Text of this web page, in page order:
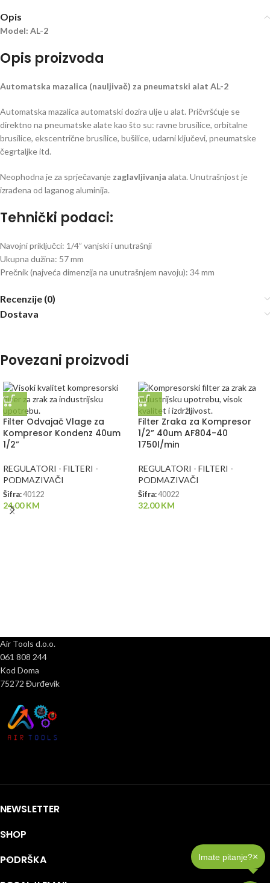
Opis
Model: AL-2
Opis proizvoda
Automatska mazalica (nauljivač) za pneumatski alat AL-2
Automatska mazalica automatski dozira ulje u alat. Pričvršćuje se
direktno na pneumatske alate kao što su: ravne brusilice, orbitalne
brusilice, ekscentrične brusilice, bušilice, udarni ključevi, pneumatske
čegrtaljke itd.
Neophodna je za sprječavanje zaglavljivanja alata. Unutrašnjost je
izrađena od laganog aluminija.
Tehnički podaci:
Navojni priključci: 1/4” vanjski i unutrašnji
Ukupna dužina: 57 mm
Prečnik (najveća dimenzija na unutrašnjem navoju): 34 mm
Recenzije (0)
Dostava
Povezani proizvodi
Filter Odvajač Vlage za
Kompresor Kondenz 40um
1/2”
REGULATORI - FILTERI -
PODMAZIVAČI
Šifra:40122
24.00KM
Filter Zraka za Kompresor
1/2” 40um AF804-40
1750l/min
REGULATORI - FILTERI -
PODMAZIVAČI
Šifra:40022
32.00KM
Air Tools d.o.o.
061 808 244
Kod Doma
75272 Đurđevik
NEWSLETTER
SHOP
PODRŠKA
Imate pitanje?×